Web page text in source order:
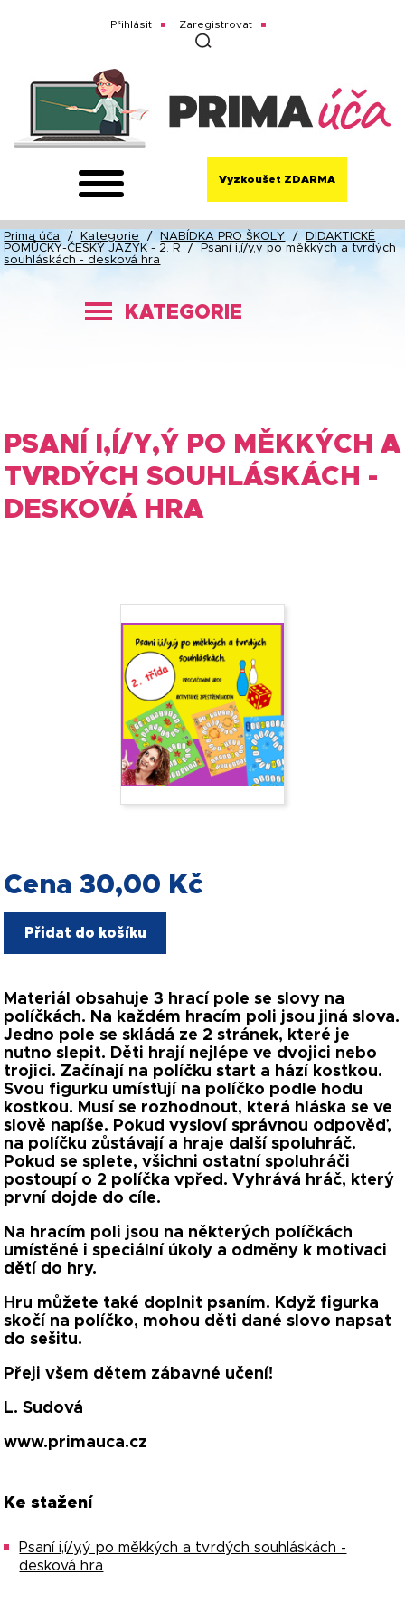
Přihlásit Zaregistrovat
Vyzkoušet ZDARMA
Prima úča / Kategorie / NABÍDKA PRO ŠKOLY /
DIDAKTICKÉ
POMŮCKY-ČESKÝ JAZYK - 2. R
/
Psaní i,í/y,ý po měkkých a tvrdých
souhláskách - desková hra
KATEGORIE
PSANÍ I,Í/Y,Ý PO MĚKKÝCH A
TVRDÝCH SOUHLÁSKÁCH -
DESKOVÁ HRA
Cena 30,00 Kč
Přidat do košíku
Materiál obsahuje 3 hrací pole se slovy na
políčkách. Na každém hracím poli jsou jiná slova.
Jedno pole se skládá ze 2 stránek, které je
nutno slepit. Děti hrají nejlépe ve dvojici nebo
trojici. Začínají na políčku start a hází kostkou.
Svou figurku umísťují na políčko podle hodu
kostkou. Musí se rozhodnout, která hláska se ve
slově napíše. Pokud vysloví správnou odpověď,
na políčku zůstávají a hraje další spoluhráč.
Pokud se splete, všichni ostatní spoluhráči
postoupí o 2 políčka vpřed. Vyhrává hráč, který
první dojde do cíle.
Na hracím poli jsou na některých políčkách
umístěné i speciální úkoly a odměny k motivaci
dětí do hry.
Hru můžete také doplnit psaním. Když figurka
skočí na políčko, mohou děti dané slovo napsat
do sešitu.
Přeji všem dětem zábavné učení!
L. Sudová
www.primauca.cz
Ke stažení
Psaní i,í/y,ý po měkkých a tvrdých souhláskách -
desková hra